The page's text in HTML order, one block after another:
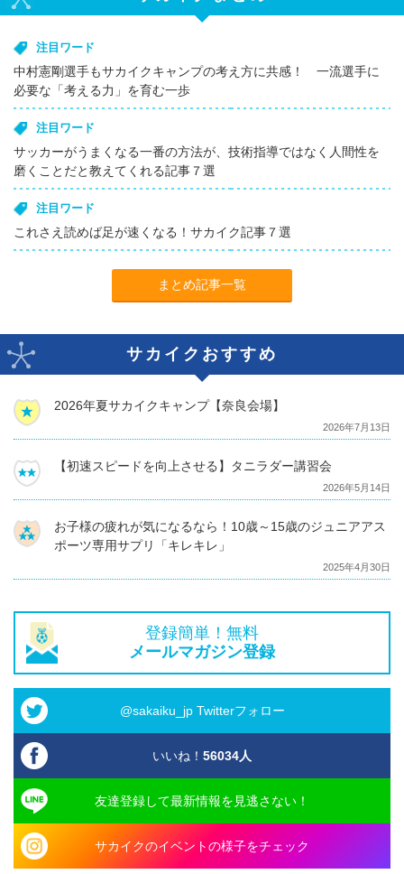
注目ワード
中村憲剛選手もサカイクキャンプの考え方に共感！ 一流選手に
必要な「考える力」を育む一歩
注目ワード
サッカーがうまくなる一番の方法が、技術指導ではなく人間性を
磨くことだと教えてくれる記事７選
注目ワード
これさえ読めば足が速くなる！サカイク記事７選
まとめ記事一覧
サカイクおすすめ
2026年夏サカイクキャンプ【奈良会場】
2026年7月13日
【初速スピードを向上させる】タニラダー講習会
2026年5月14日
お子様の疲れが気になるなら！10歳～15歳のジュニアアス
ポーツ専用サプリ「キレキレ」
2025年4月30日
登録簡単！無料
メールマガジン登録
@sakaiku_jp Twitterフォロー
いいね！ 56034人
友達登録して最新情報を見逃さない！
サカイクのイベントの様子をチェック